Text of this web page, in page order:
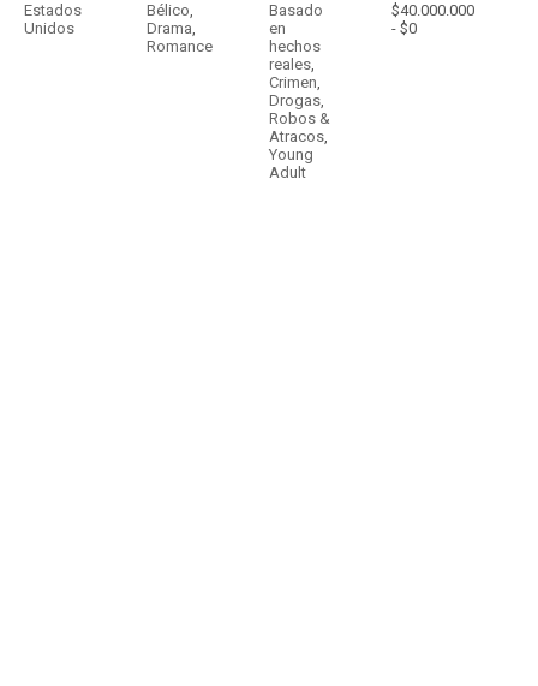
Estados
Unidos
Bélico,
Drama,
Romance
Basado
en
hechos
reales,
Crimen,
Drogas,
Robos &
Atracos,
Young
Adult
$40.000.000
- $0